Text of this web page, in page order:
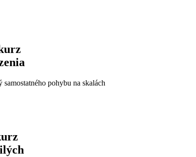
pohybu na skalách
z dane a týmto by sme Vás
2% z dane:
osoby:
s našimi údajmi